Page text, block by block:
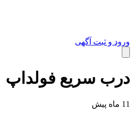
خدمات
ورود و ثبت آگهی
درب سریع فولداپ
11 ماه پیش